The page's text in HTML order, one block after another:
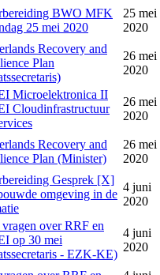
BWO MFK
25 mei 2020
25 mei
2020
Recovery and
Plan
26 mei
2020
Microelektronica II
Cloudinfrastructuur
26 mei
2020
Recovery and
Plan (Minister)
26 mei
2020
Gesprek [X]
omgeving in de
4 juni
2020
over RRF en
op 30 mei
- EZK-KE)
4 juni
2020